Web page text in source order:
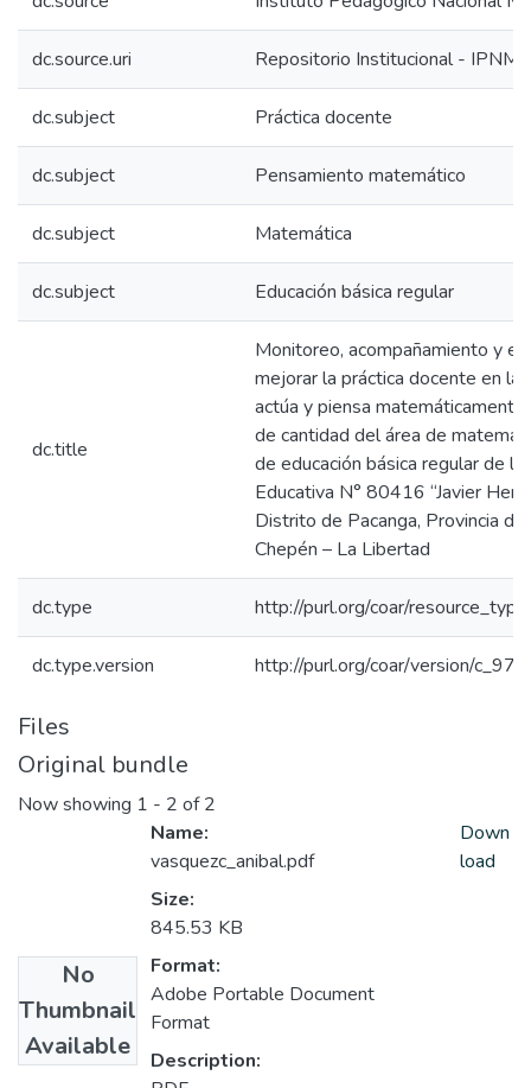
dc.source.uri Repositorio Institucional - IPNM
dc.subject Práctica docente
dc.subject Pensamiento matemático
dc.subject Matemática
dc.subject Educación básica regular
dc.title
Monitoreo, acompañamiento y
mejorar la práctica docente en la
actúa y piensa matemáticamente
de cantidad del área de
de educación básica regular de
Educativa N° 80416 “Javier
Distrito de Pacanga, Provincia de
Chepén – La Libertad
dc.type http://purl.org/coar/
dc.type.version http://purl.org/coar/version/
Files
Original bundle
Now showing 1 - 2 of 2
No
Thumbnail
Available
Name:
vasquezc_anibal.pdf
Size:
845.53 KB
Format:
Adobe Portable Document
Format
Description:
Down
load